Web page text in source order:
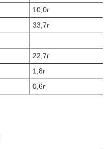
10,0г
33,7г
22,7г
1,8г
0,6г